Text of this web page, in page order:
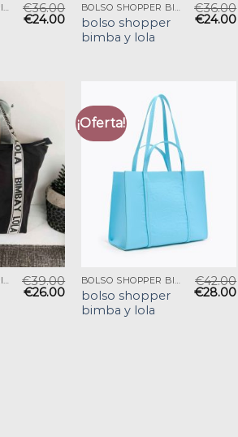
BOLSO SHOPPER BIMBA Y LOLA €36.00
€24.00
BOLSO SHOPPER BIMBA Y LOLA
bolso shopper
bimba y lola
€36.00
€24.00
BOLSO SHOPPER BIMBA Y LOLA €39.00
€26.00
¡Oferta!
BOLSO SHOPPER BIMBA Y LOLA
bolso shopper
bimba y lola
€42.00
€28.00